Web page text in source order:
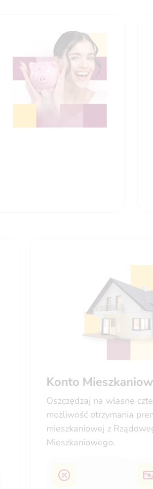
Konto
Oszczędzaj na własne
możliwość otrzymania
mieszkaniowej z
Mieszkaniowego.